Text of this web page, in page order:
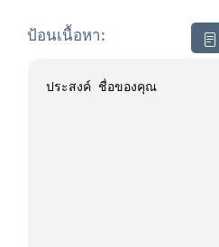
ป้อนเนื้อหา: